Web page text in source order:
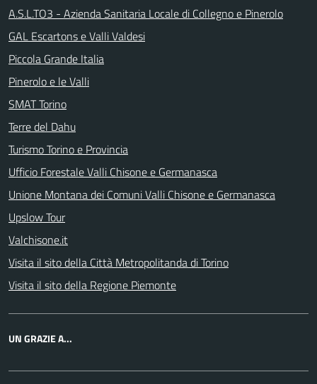
A.S.L.TO3 - Azienda Sanitaria Locale di Collegno e Pinerolo
GAL Escartons e Valli Valdesi
Piccola Grande Italia
Pinerolo e le Valli
SMAT Torino
Terre del Dahu
Turismo Torino e Provincia
Ufficio Forestale Valli Chisone e Germanasca
Unione Montana dei Comuni Valli Chisone e Germanasca
Upslow Tour
Valchisone.it
Visita il sito della Città Metropolitanda di Torino
Visita il sito della Regione Piemonte
UN GRAZIE A...